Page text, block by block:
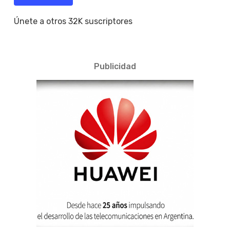
Únete a otros 32K suscriptores
Publicidad